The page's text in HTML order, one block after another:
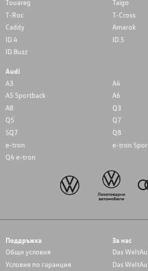
Touareg
Taigo
T-Roc
T-Cross
Caddy
Amarok
ID.4
ID.5
ID.Buzz
Audi
A3
A4
A5 Sportback
A6
A8
Q3
Q5
Q7
SQ7
Q8
e-tron
e-tron
Q4 e-tron
Поддръжка
Общи условия
Условия по гаранция
За нас
Das
Das